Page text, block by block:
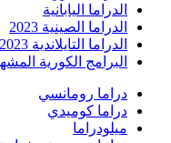
الدراما اليابانية
الدراما الصينية 2023
الدراما التايلاندية 2023
البرامج الكورية
دراما رومانسي
دراما كوميدي
ميلودراما